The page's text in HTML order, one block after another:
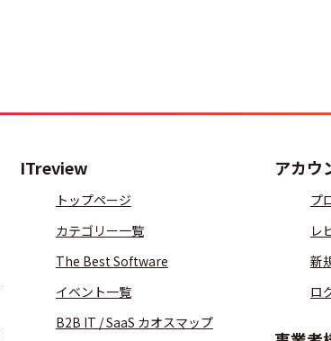
ITreview
トップページ
カテゴリー一覧
The Best Software
イベント一覧
B2B IT / SaaS カオスマップ
アカウ
プ
レ
新
ロ